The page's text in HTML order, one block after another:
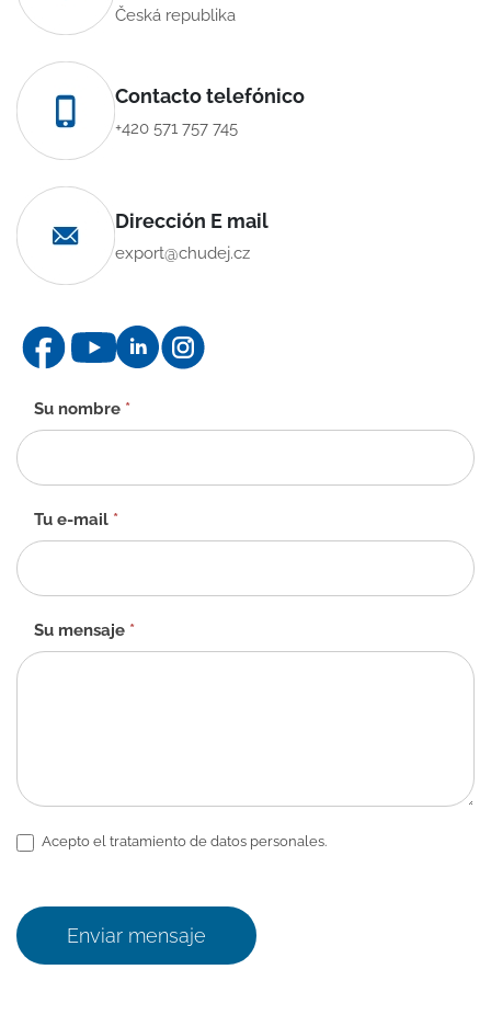
Česká republika
Contacto telefónico
+420 571 757 745
Dirección E mail
export@chudej.cz
Formulario
de
contacto
-
Su nombre *
Tu e-mail *
Su mensaje *
Acepto el tratamiento de datos personales.
Enviar mensaje